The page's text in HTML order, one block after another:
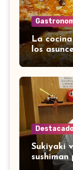
La
los
Sukiyaki
sushiman